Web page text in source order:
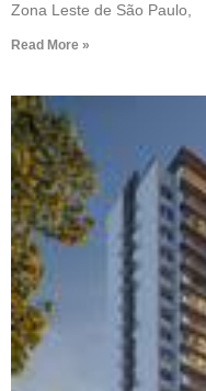
Zona Leste de São Paulo,
Read More »